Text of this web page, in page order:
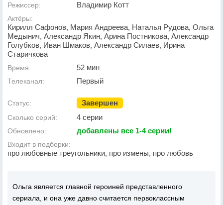
Режиссер: Владимир Котт
Актёры:
Кирилл Сафонов, Мария Андреева, Наталья Рудова, Ольга
Медынич, Александр Якин, Арина Постникова, Александр
Голубков, Иван Шмаков, Александр Силаев, Ирина
Старичкова
Время: 52 мин
Телеканал: Первый
Статус: Завершен
Сколько серий: 4 серии
Обновлено: добавлены все 1-4 серии!
Входит в подборки:
про любовные треугольники, про измены, про любовь
Ольга является главной героиней представленного
сериала, и она уже давно считается первоклассным